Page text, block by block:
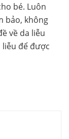
bé. Luôn
bảo, không
về da liễu
liễu để được